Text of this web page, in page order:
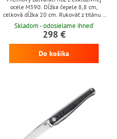
ocele M390. Dĺžka čepele 8,8 cm,
celková dĺžka 20 cm. Rukoväť z titánu a
stredná časť z hnedej vrstvy uhlíkového
vlákna. Poistka frame lock, klip na
zavesenie.
Skladom - odosielame ihneď
298 €
Do košíka